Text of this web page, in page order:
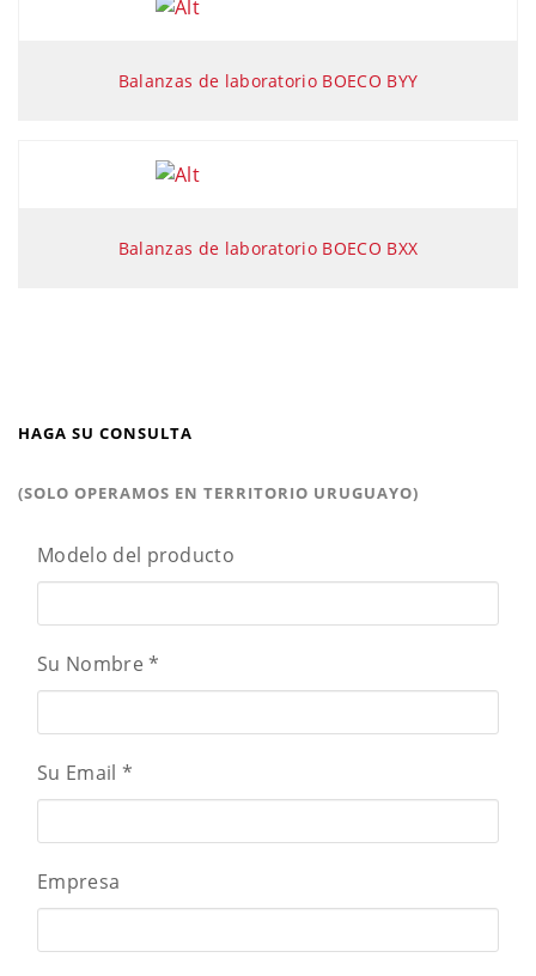
Balanzas de laboratorio BOECO BYY
Balanzas de laboratorio BOECO BXX
HAGA SU CONSULTA
(SOLO OPERAMOS EN TERRITORIO URUGUAYO)
Modelo del producto
Su Nombre*
Su Email *
Empresa